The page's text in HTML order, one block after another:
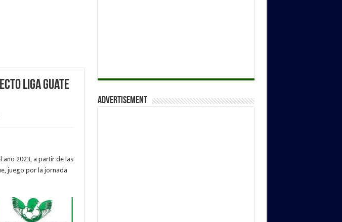
Liga Guate
año 2023, a partir de las
juego por la jornada
Advertisement